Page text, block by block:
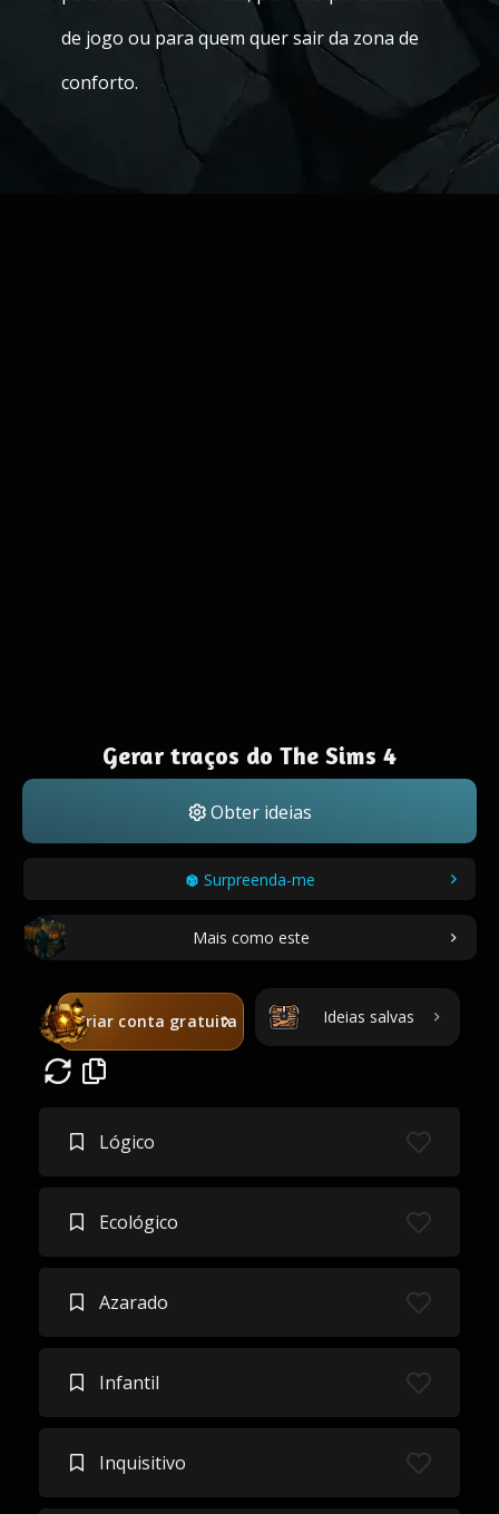
de jogo ou para quem quer sair da zona de
conforto.
Gerar traços do The Sims 4
Obter ideias
Surpreenda-me
Mais como este
Criar conta gratuita Ideias salvas
Lógico
Ecológico
Azarado
Infantil
Inquisitivo